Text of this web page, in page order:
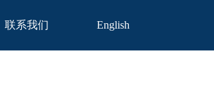
联系我们 English